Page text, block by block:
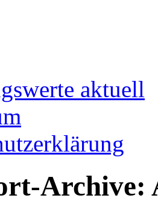
aktuell
Archive: